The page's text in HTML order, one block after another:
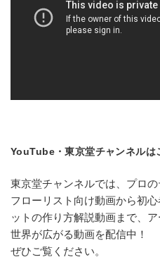
YouTube・東京堂チャンネルは
東京堂チャンネルでは、プロ
フローリスト向け動画から初
ットの作り方解説動画まで、
世界が広がる動画を配信中！
ぜひご覧ください。